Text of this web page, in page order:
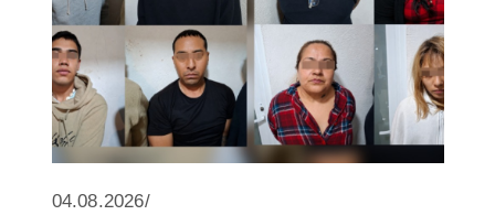
04.08.2026/